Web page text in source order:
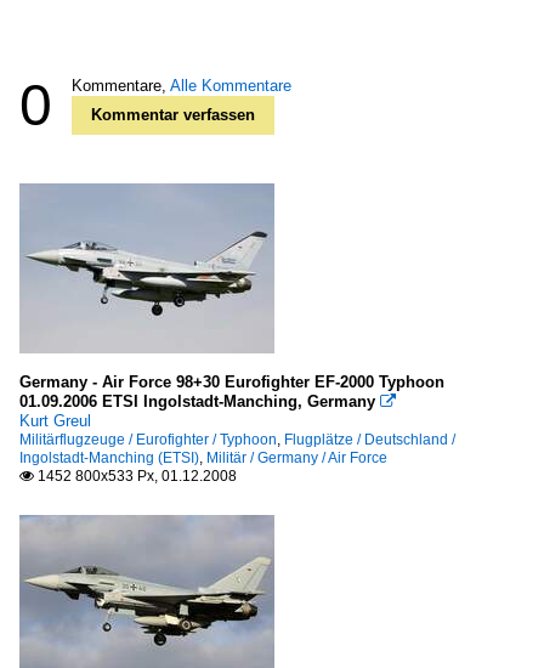
0 Kommentare, Alle Kommentare
Kommentar verfassen
Germany - Air Force 98+30 Eurofighter EF-2000 Typhoon
01.09.2006 ETSI Ingolstadt-Manching, Germany 
Kurt Greul
Militärflugzeuge / Eurofighter / Typhoon, Flugplätze / Deutschland /
Ingolstadt-Manching (ETSI), Militär / Germany / Air Force
 1452 800x533 Px, 01.12.2008